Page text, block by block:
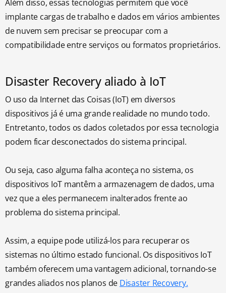
Além disso, essas tecnologias permitem que você
implante cargas de trabalho e dados em vários ambientes
de nuvem sem precisar se preocupar com a
compatibilidade entre serviços ou formatos proprietários.
Disaster Recovery aliado à IoT
O uso da Internet das Coisas (IoT) em diversos
dispositivos já é uma grande realidade no mundo todo.
Entretanto, todos os dados coletados por essa tecnologia
podem ficar desconectados do sistema principal.
Ou seja, caso alguma falha aconteça no sistema, os
dispositivos IoT mantêm a armazenagem de dados, uma
vez que a eles permanecem inalterados frente ao
problema do sistema principal.
Assim, a equipe pode utilizá-los para recuperar os
sistemas no último estado funcional. Os dispositivos IoT
também oferecem uma vantagem adicional, tornando-se
grandes aliados nos planos de Disaster Recovery.